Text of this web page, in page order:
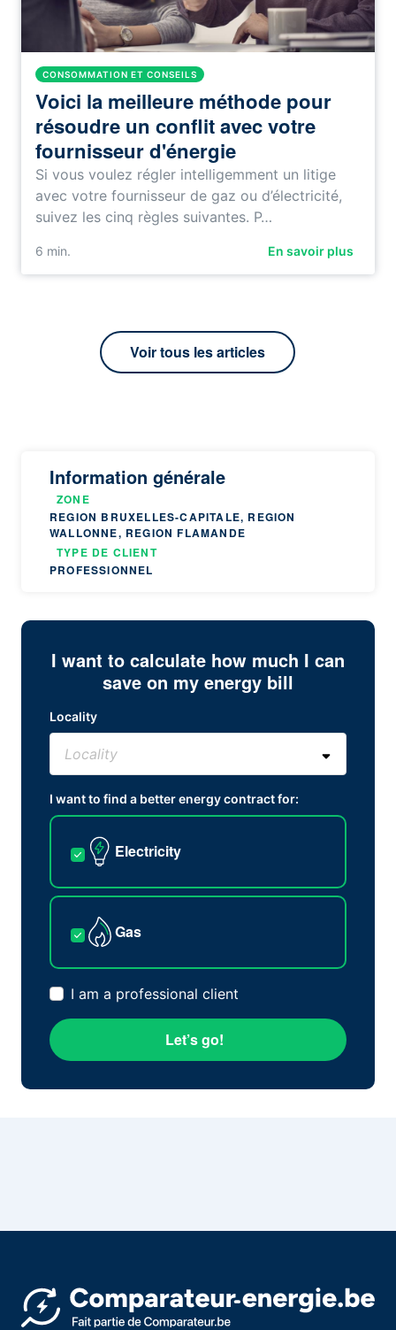
CONSOMMATION ET CONSEILS
Voici la meilleure méthode pour
résoudre un conflit avec votre
fournisseur d'énergie
Si vous voulez régler intelligemment un litige
avec votre fournisseur de gaz ou d’électricité,
suivez les cinq règles suivantes. P…
6 min. En savoir plus
Voir tous les articles
Information générale
ZONE
REGION BRUXELLES-CAPITALE, REGION
WALLONNE, REGION FLAMANDE
TYPE DE CLIENT
PROFESSIONNEL
I want to calculate how much I can
save on my energy bill
Locality
I want to find a better energy contract for:
Electricity
Gas
I am a professional client
Let’s go!